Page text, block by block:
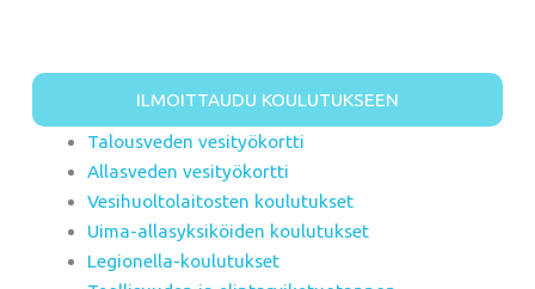
ILMOITTAUDU KOULUTUKSEEN
Talousveden vesityökortti
Allasveden vesityökortti
Vesihuoltolaitosten koulutukset
Uima-allasyksiköiden koulutukset
Legionella-koulutukset